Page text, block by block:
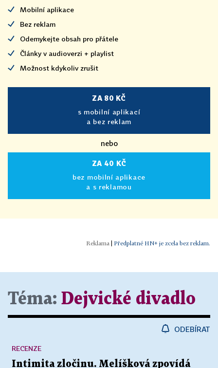
Mobilní aplikace
Bez reklam
Odemykejte obsah pro přátele
Články v audioverzi + playlist
Možnost kdykoliv zrušit
ZA 80 KČ
s mobilní aplikací
a bez reklam
nebo
ZA 40 KČ
bez mobilní aplikace
a s reklamou
Předplatné HN+ je zcela bez reklam.
Téma: Dejvické divadlo
ODEBÍRAT
Intimita zločinu. Melíšková zpovídá
RECENZE